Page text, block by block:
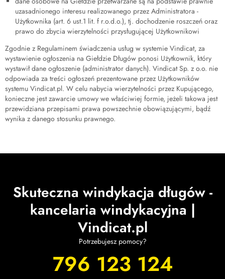
uzasadnionego interesu realizowanego przez Administratora -
Użytkownika (art. 6 ust.1 lit. f r.o.d.o.), tj. dochodzenie roszczeń oraz
prawo do zbycia wierzytelności przysługującej Użytkownikowi
Zgodnie z Regulaminem świadczenia usług w systemie Vindicat, za
wystawienie ogłoszenia na Giełdzie Długów ponosi Użytkownik, który
wystawił dane ogłoszenie (administrator danych). Vindicat Sp. z o.o. nie
odpowiada za treści ogłoszeń prezentowane przez Użytkowników
systemu Vindicat.pl. W celu nabycia wierzytelności przez Kupującego,
konieczne jest zawarcie umowy we właściwiej formie, jeżeli takowa jest
przewidziana przepisami prawa powszechnie obowiązującymi, bądź
wynika z danego stosunku prawnego.
Skuteczna windykacja długów -
kancelaria windykacyjna |
Vindicat.pl
Potrzebujesz pomocy?
796 123 124